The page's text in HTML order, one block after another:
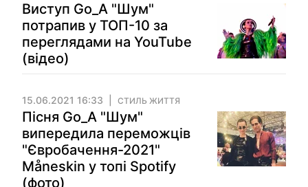
Виступ Go_A "Шум"
потрапив у ТОП-10 за
переглядами на YouTube
(відео)
15.06.2021 16:33 СТИЛЬ ЖИТТЯ
Пісня Go_A "Шум"
випередила переможців
"Євробачення-2021"
Måneskin у топі Spotify
(фото)